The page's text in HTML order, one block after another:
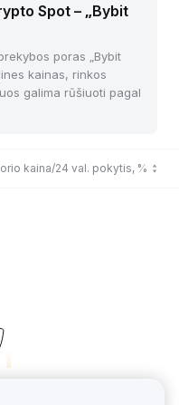
Spot – „Bybit
poras „Bybit
kainas, rinkos
galima rūšiuoti pagal
kaina/24 val. pokytis, %